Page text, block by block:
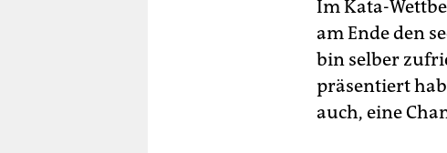
Im Kata-
am Ende den
bin selber
präsentiert
auch, eine